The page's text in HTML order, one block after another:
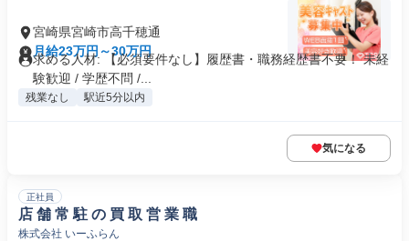
宮崎県宮崎市高千穂通
月給23万円～30万円
求める人材: 【必須要件なし】履歴書・職務経歴書不要！ 未経
験歓迎 / 学歴不問 /...
残業なし 駅近5分以内
気になる
正社員
店 舗 常 駐 の 買 取 営 業 職
株式会社 いーふらん